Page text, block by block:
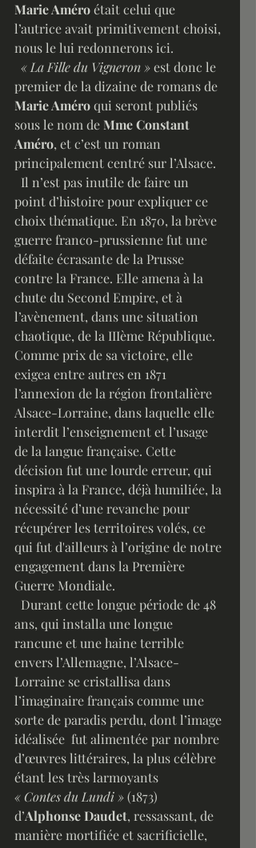
Marie Améro était celui que
l’autrice avait primitivement choisi,
nous le lui redonnerons ici.
« La Fille du Vigneron » est donc le
premier de la dizaine de romans de
Marie Améro qui seront publiés
sous le nom de Mme Constant
Améro, et c’est un roman
principalement centré sur l’Alsace.
point d’histoire pour expliquer ce
choix thématique. En 1870, la brève
guerre franco-prussienne fut une
défaite écrasante de la Prusse
contre la France. Elle amena à la
chute du Second Empire, et à
l’avènement, dans une situation
chaotique, de la IIIème République.
Comme prix de sa victoire, elle
exigea entre autres en 1871
l’annexion de la région frontalière
Alsace-Lorraine, dans laquelle elle
interdit l’enseignement et l’usage
de la langue française. Cette
décision fut une lourde erreur, qui
inspira à la France, déjà humiliée, la
nécessité d’une revanche pour
récupérer les territoires volés, ce
qui fut d'ailleurs à l’origine de notre
engagement dans la Première
Guerre Mondiale.
ans, qui installa une longue
rancune et une haine terrible
envers l’Allemagne, l’Alsace-
Lorraine se cristallisa dans
l’imaginaire français comme une
sorte de paradis perdu, dont l’image
idéalisée  fut alimentée par nombre
d’œuvres littéraires, la plus célèbre
étant les très larmoyants
« Contes du Lundi » (1873)
d’Alphonse Daudet, ressassant, de
manière mortifiée et sacrificielle,